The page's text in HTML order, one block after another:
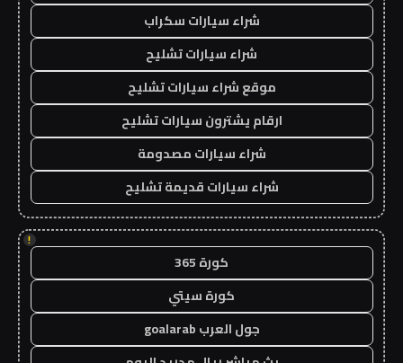
شراء سيارات سكراب
شراء سيارات تشليح
موقع شراء سيارات تشليح
ارقام يشترون سيارات تشليح
شراء سيارات مصدومة
شراء سيارات قديمة تشليح
!
كورة 365
كورة سيتي
جول العرب goalarab